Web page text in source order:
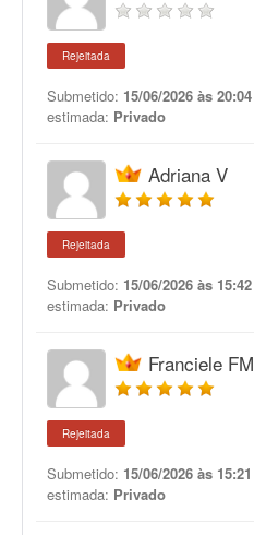
Rejeitada
Submetido: 15/06/2026 às 20:04
estimada: Privado
Adriana V
Rejeitada
Submetido: 15/06/2026 às 15:42
estimada: Privado
Franciele FM
Rejeitada
Submetido: 15/06/2026 às 15:21
estimada: Privado